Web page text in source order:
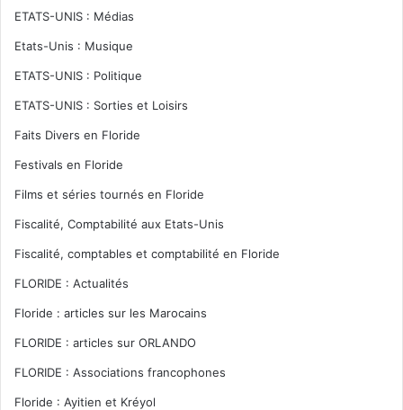
ETATS-UNIS : Médias
Etats-Unis : Musique
ETATS-UNIS : Politique
ETATS-UNIS : Sorties et Loisirs
Faits Divers en Floride
Festivals en Floride
Films et séries tournés en Floride
Fiscalité, Comptabilité aux Etats-Unis
Fiscalité, comptables et comptabilité en Floride
FLORIDE : Actualités
Floride : articles sur les Marocains
FLORIDE : articles sur ORLANDO
FLORIDE : Associations francophones
Floride : Ayitien et Kréyol